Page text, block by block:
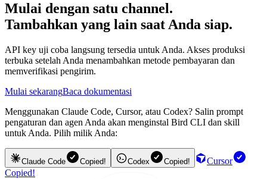
Mulai dengan satu channel.
Tambahkan yang lain saat Anda siap.
API key uji coba langsung tersedia untuk Anda. Akses produksi
terbuka setelah Anda menambahkan metode pembayaran dan
memverifikasi pengirim.
Mulai sekarangBaca dokumentasi
Menggunakan Claude Code, Cursor, atau Codex? Salin prompt
pengaturan dan agen Anda akan menginstal Bird CLI dan skill
untuk Anda. Pilih milik Anda:
Claude Code Copied! Codex Copied!
Cursor
Copied!